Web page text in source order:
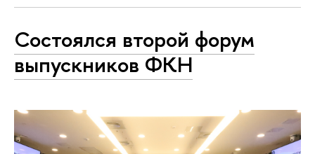
Состоялся второй форум
выпускников ФКН